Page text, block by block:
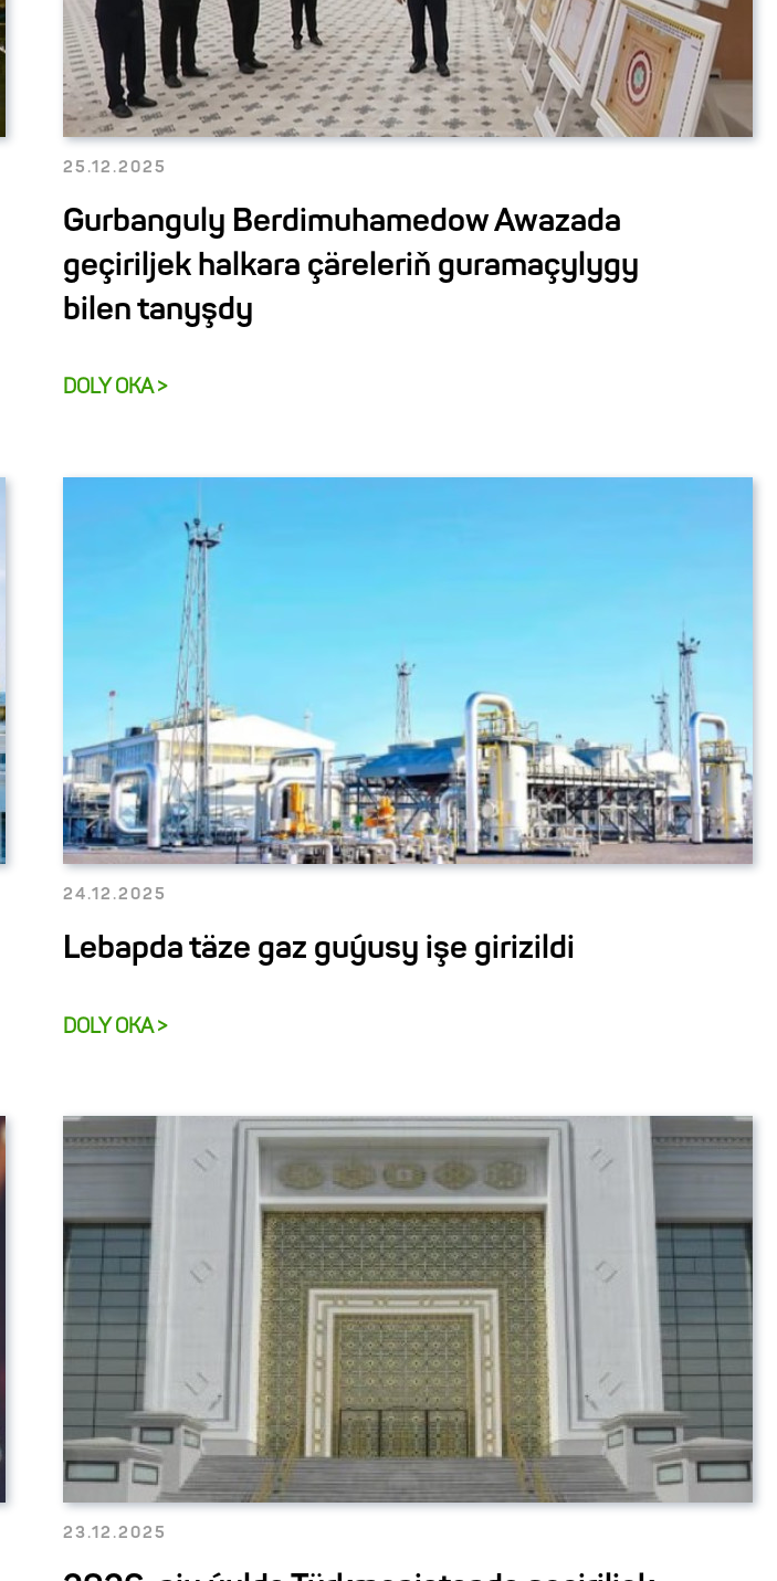
25.12.2025
Gurbanguly Berdimuhamedow Awazada
geçiriljek halkara çäreleriň guramaçylygy
bilen tanyşdy
DOLY OKA >
24.12.2025
Lebapda täze gaz guýusy işe girizildi
DOLY OKA >
23.12.2025